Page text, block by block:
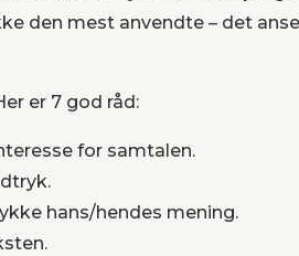
mest anvendte – det
er 7 god råd:
for samtalen.
hans/hendes mening.